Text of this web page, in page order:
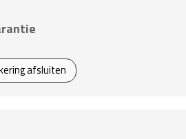
afsluiten